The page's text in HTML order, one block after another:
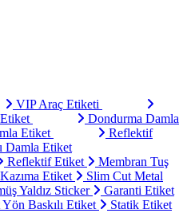
VIP Araç Etiketi
Dondurma Damla
Etiket
Reflektif
Damla Etiket
Reflektif Etiket
Membran Tuş
Etiket
Slim Cut Metal
Yaldız Sticker
Garanti Etiket
Baskılı Etiket Statik Etiket